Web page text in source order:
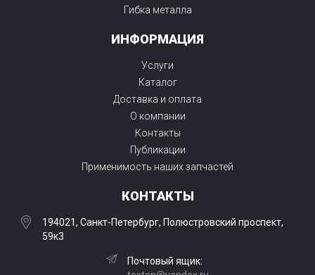
Гибка металла
ИНФОРМАЦИЯ
Услуги
Каталог
Доставка и оплата
О компании
Контакты
Публикации
Применимость наших запчастей
КОНТАКТЫ
194021, Санкт-Петербург, Полюстровский проспект,
59к3
Почтовый ящик: